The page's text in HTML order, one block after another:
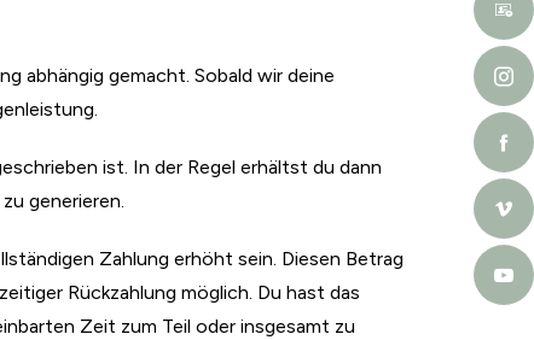
abhängig gemacht. Sobald wir deine
ist. In der Regel erhältst du dann
generieren.
Zahlung erhöht sein. Diesen Betrag
Rückzahlung möglich. Du hast das
Zeit zum Teil oder insgesamt zu